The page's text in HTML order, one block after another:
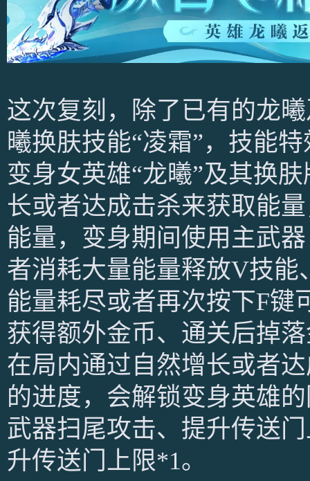
这次复刻，除了已有的龙
曦换肤技能“凌霜”，技能
变身女英雄“龙曦”及其换
长或者达成击杀来获取能
能量，变身期间使用主武
者消耗大量能量释放V技
能量耗尽或者再次按下F键
获得额外金币、通关后掉
在局内通过自然增长或者
的进度，会解锁变身英雄
武器扫尾攻击、提升传送
升传送门上限*1。